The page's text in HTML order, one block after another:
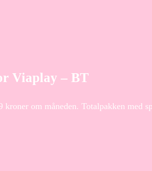
Viaplay – BT
om måneden. Totalpakken med